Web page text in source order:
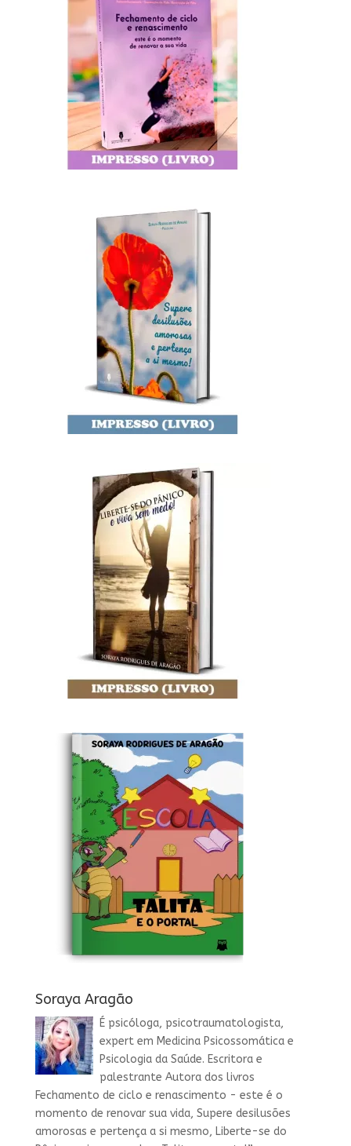
Soraya Aragão
É psicóloga, psicotraumatologista,
expert em Medicina Psicossomática e
Psicologia da Saúde. Escritora e
palestrante Autora dos livros
Fechamento de ciclo e renascimento - este é o
momento de renovar sua vida, Supere desilusões
amorosas e pertença a si mesmo, Liberte-se do